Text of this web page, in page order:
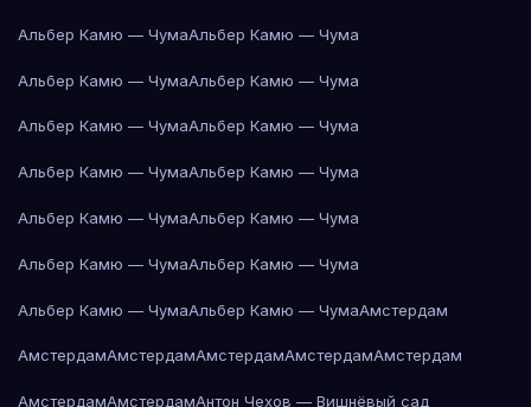
Альбер Камю — ЧумаАльбер Камю — Чума
Альбер Камю — ЧумаАльбер Камю — Чума
Альбер Камю — ЧумаАльбер Камю — Чума
Альбер Камю — ЧумаАльбер Камю — Чума
Альбер Камю — ЧумаАльбер Камю — Чума
Альбер Камю — ЧумаАльбер Камю — Чума
Альбер Камю — ЧумаАльбер Камю — ЧумаАмстердам
АмстердамАмстердамАмстердамАмстердамАмстердам
АмстердамАмстердамАнтон Чехов — Вишнёвый сад